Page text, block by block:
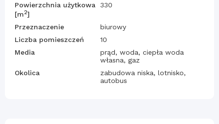
Powierzchnia użytkowa
[m2]
330
Przeznaczenie
biurowy
Liczba pomieszczeń
10
Media
prąd, woda, ciepła woda
własna, gaz
Okolica
zabudowa niska, lotnisko,
autobus